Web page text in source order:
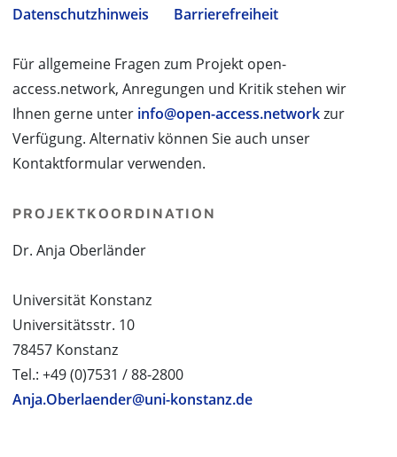
Datenschutzhinweis
Barrierefreiheit
Für allgemeine Fragen zum Projekt open-
access.network, Anregungen und Kritik stehen wir
Ihnen gerne unter info@open-access.networkzur
Verfügung. Alternativ können Sie auch unser
Kontaktformular verwenden.
PROJEKTKOORDINATION
Dr. Anja Oberländer
Universität Konstanz
Universitätsstr. 10
78457 Konstanz
Tel.: +49 (0)7531 / 88-2800
Anja.Oberlaender@uni-konstanz.de